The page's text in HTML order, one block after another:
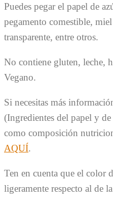
Puedes pegar el papel de
pegamento comestible,
transparente, entre otros.
No contiene gluten, leche,
Vegano.
Si necesitas más
(Ingredientes del papel y
como composición
AQUÍ.
Ten en cuenta que el color
ligeramente respecto al de